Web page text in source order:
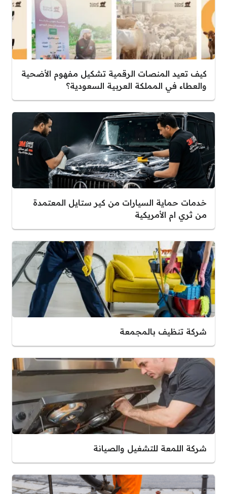
كيف تعيد المنصات الرقمية تشكيل مفهوم الأضحية
والعطاء في المملكة العربية السعودية؟
خدمات حماية السيارات من كير ستايل المعتمدة
من ثري ام الأمريكية
شركة تنظيف بالمجمعة
شركة اللمعة للتشغيل والصيانة